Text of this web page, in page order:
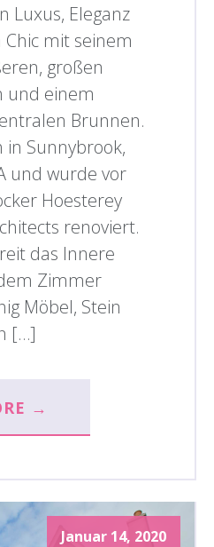
Luxus, Eleganz
mit seinem
großen
und einem
Brunnen.
in Sunnybrook,
und wurde vor
Hoesterey
renoviert.
das Innere
Zimmer
Möbel, Stein
[…]
→
Januar 14, 2020